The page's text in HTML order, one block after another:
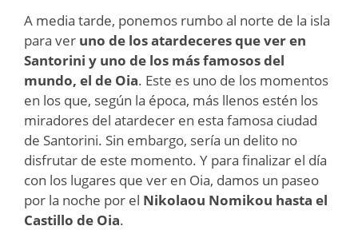
A media tarde, ponemos rumbo al norte de la isla
para ver uno de los atardeceres que ver en
Santorini y uno de los más famosos del
mundo, el de Oia. Este es uno de los momentos
en los que, según la época, más llenos estén los
miradores del atardecer en esta famosa ciudad
de Santorini. Sin embargo, sería un delito no
disfrutar de este momento. Y para finalizar el día
con los lugares que ver en Oia, damos un paseo
por la noche por el Nikolaou Nomikou hasta el
Castillo de Oia.